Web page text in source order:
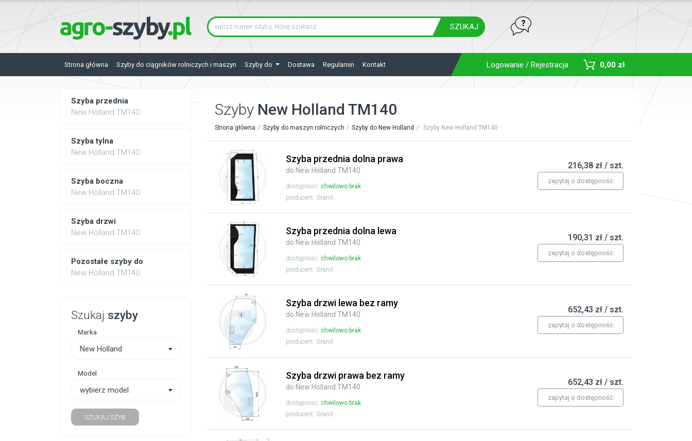
SZUKAJ
Strona główna Szyby do ciągników rolniczych i maszyn Szyby do Dostawa Regulamin Kontakt Logowanie / Rejestracja 0,00 zł
Szyba przednia
New Holland TM140
Szyba tylna
New Holland TM140
Szyba boczna
New Holland TM140
Szyba drzwi
New Holland TM140
Pozostałe szyby do
New Holland TM140
Szukaj szyby
Marka
New Holland
Model
wybierz model
SZUKAJ SZYB
Szyby New Holland TM140
Strona główna Szyby do maszyn rolniczych Szyby do New Holland Szyby New Holland TM140
Szyba przednia dolna prawa
do New Holland TM140
dostępność:chwilowo brak
producent: Granit
216,38 zł / szt.
zapytaj o dostępność
Szyba przednia dolna lewa
do New Holland TM140
dostępność:chwilowo brak
producent: Granit
190,31 zł / szt.
zapytaj o dostępność
Szyba drzwi lewa bez ramy
do New Holland TM140
dostępność:chwilowo brak
producent: Granit
652,43 zł / szt.
zapytaj o dostępność
Szyba drzwi prawa bez ramy
do New Holland TM140
dostępność:chwilowo brak
producent: Granit
652,43 zł / szt.
zapytaj o dostępność